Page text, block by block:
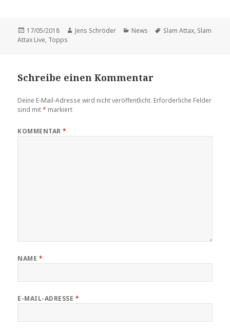
Veröffentlicht
am
17/05/2018 Autor
Jens Schröder Kategorien
News Schlagwörter
Slam Attax, Slam
Attax Live, Topps
Schreibe einen Kommentar
Deine E-Mail-Adresse wird nicht veröffentlicht. Erforderliche Felder
sind mit* markiert
KOMMENTAR*
NAME *
E-MAIL-ADRESSE *